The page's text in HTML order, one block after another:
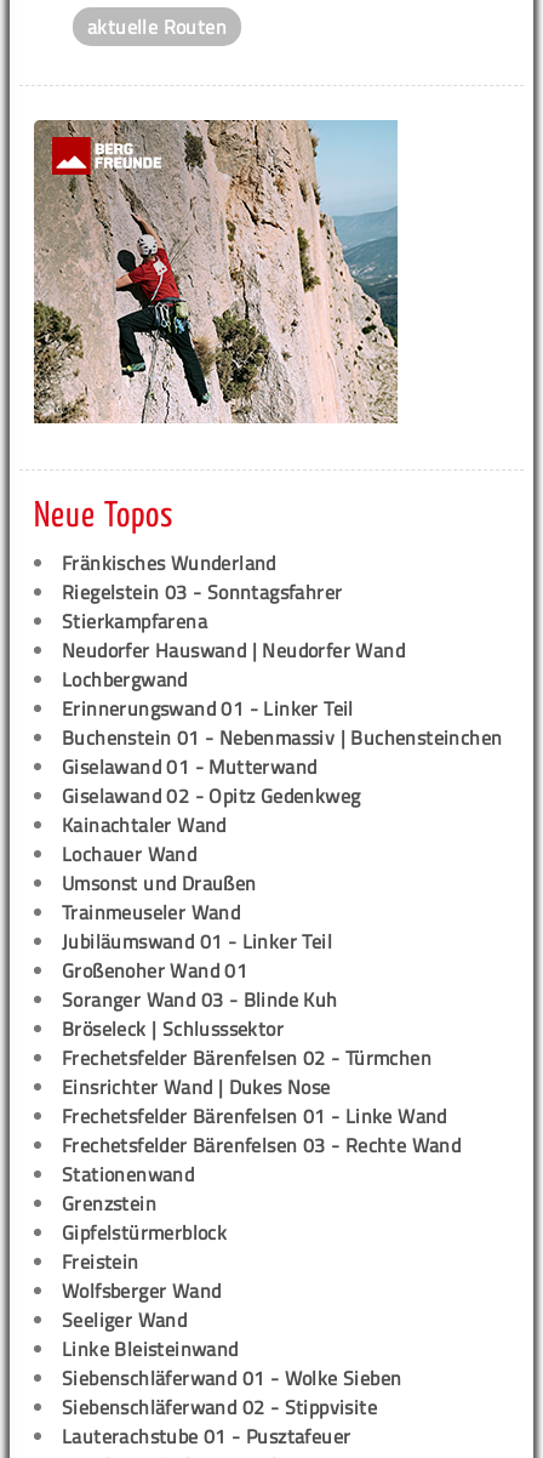
aktuelle Routen
Neue Topos
Fränkisches Wunderland
Riegelstein 03 - Sonntagsfahrer
Stierkampfarena
Neudorfer Hauswand | Neudorfer Wand
Lochbergwand
Erinnerungswand 01 - Linker Teil
Buchenstein 01 - Nebenmassiv | Buchensteinchen
Giselawand 01 - Mutterwand
Giselawand 02 - Opitz Gedenkweg
Kainachtaler Wand
Lochauer Wand
Umsonst und Draußen
Trainmeuseler Wand
Jubiläumswand 01 - Linker Teil
Großenoher Wand 01
Soranger Wand 03 - Blinde Kuh
Bröseleck | Schlusssektor
Frechetsfelder Bärenfelsen 02 - Türmchen
Einsrichter Wand | Dukes Nose
Frechetsfelder Bärenfelsen 01 - Linke Wand
Frechetsfelder Bärenfelsen 03 - Rechte Wand
Stationenwand
Grenzstein
Gipfelstürmerblock
Freistein
Wolfsberger Wand
Seeliger Wand
Linke Bleisteinwand
Siebenschläferwand 01 - Wolke Sieben
Siebenschläferwand 02 - Stippvisite
Lauterachstube 01 - Pusztafeuer